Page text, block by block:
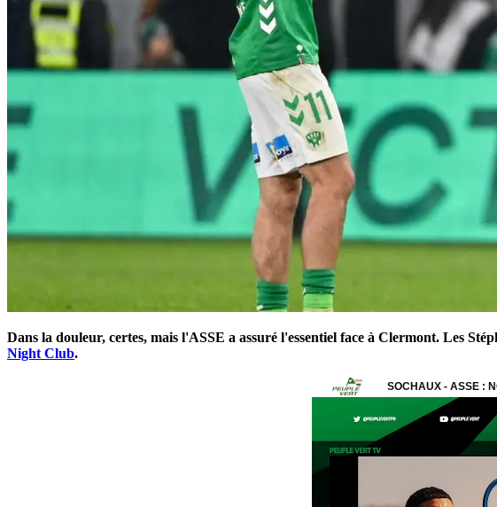
Dans la douleur, certes, mais l'ASSE a assuré l'essentiel face à Clermont. Les
Night Club.